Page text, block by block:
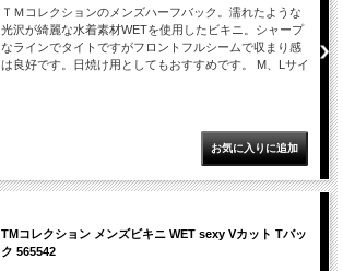
ＴＭコレクションのメンズハーフバック。濡れたような
光沢が綺麗な水着素材WETを使用したビキニ。シャープ
なラインでタイトですがフロントフルシームで収まり感
は良好です。日焼け用としてもおすすめです。 M、Lサイ
TMコレクション メンズビキニ WET sexy Vカット Tバッ
ク 565542